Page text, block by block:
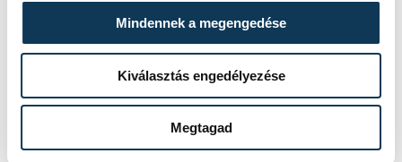
Mindennek a megengedése
Kiválasztás engedélyezése
Megtagad
Rekordok Európában –
Magyarország a
legforróbb, Angliában
szárazság tombol